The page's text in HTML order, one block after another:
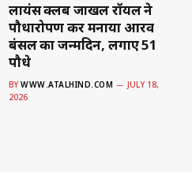
लायंस क्लब जाखल रॉयल ने
पौधारोपण कर मनाया आरव
बंसल का जन्मदिन, लगाए 51
पौधे
BY WWW.ATALHIND.COM
JULY 18,
2026